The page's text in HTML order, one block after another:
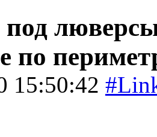
под
по
15:50:42